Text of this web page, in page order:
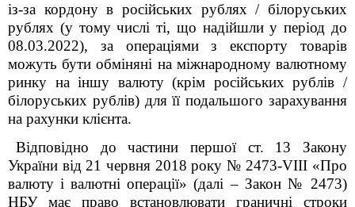
із-за кордону в російських рублях / білоруських
рублях (у тому числі ті, що надійшли у період до
08.03.2022), за операціями з експорту товарів
можуть бути обміняні на міжнародному валютному
ринку на іншу валюту (крім російських рублів /
білоруських рублів) для її подальшого зарахування
на рахунки клієнта.
Відповідно до частини першої ст. 13 Закону
України від 21 червня 2018 року № 2473-VIII «Про
валюту і валютні операції» (далі – Закон № 2473)
НБУ має право встановлювати граничні строки